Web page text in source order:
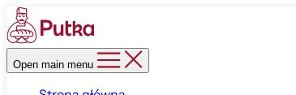
Open main menu